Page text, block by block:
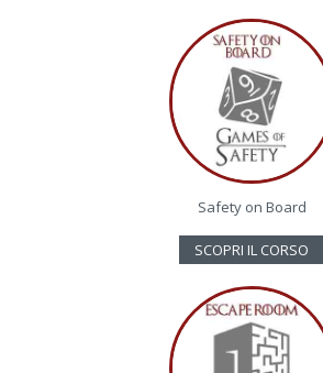
Safety on Board
SCOPRI IL CORSO